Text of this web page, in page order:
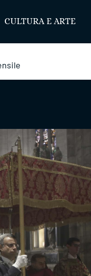
CULTURA E ARTE